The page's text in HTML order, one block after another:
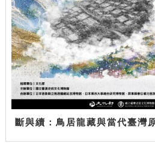
斷與續：鳥居龍藏與當代臺灣